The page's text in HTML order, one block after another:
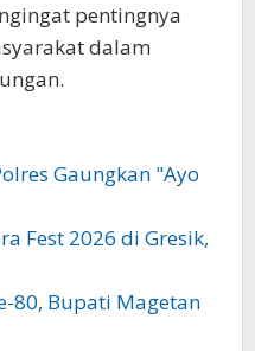
pentingnya
dalam
Gaungkan "Ayo
Fest 2026 di Gresik,
80, Bupati Magetan